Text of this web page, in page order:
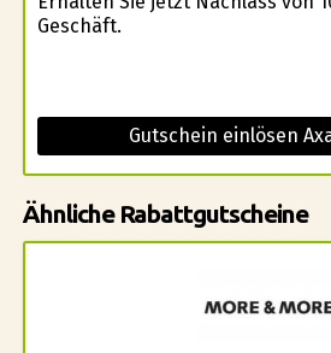
Geschäft.
Gutschein einlösen
Ähnliche Rabattgutscheine